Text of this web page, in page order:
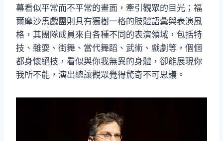
幕看似平常而不平常的畫面，牽引觀眾的目光；福
爾摩沙馬戲團則具有獨樹一格的肢體語彙與表演風
格，其團隊成員來自各種不同的表演領域，包括特
技、雜耍、街舞、當代舞蹈、武術、戲劇等，個個
都身懷絕技，看似與你我無異的身體，卻能展現你
我所不能，演出總讓觀眾覺得驚奇不可思議。